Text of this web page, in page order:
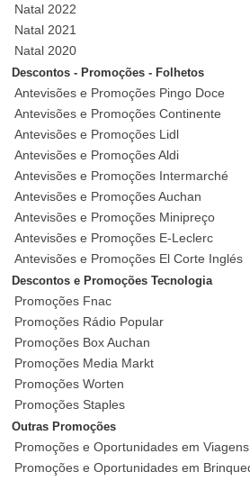
Natal 2022
Natal 2021
Natal 2020
Descontos - Promoções - Folhetos
Antevisões e Promoções Pingo Doce
Antevisões e Promoções Continente
Antevisões e Promoções Lidl
Antevisões e Promoções Aldi
Antevisões e Promoções Intermarché
Antevisões e Promoções Auchan
Antevisões e Promoções Minipreço
Antevisões e Promoções E-Leclerc
Antevisões e Promoções El Corte Inglés
Descontos e Promoções Tecnologia
Promoções Fnac
Promoções Rádio Popular
Promoções Box Auchan
Promoções Media Markt
Promoções Worten
Promoções Staples
Outras Promoções
Promoções e Oportunidades em Viagens
Promoções e Oportunidades em